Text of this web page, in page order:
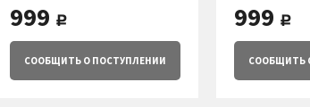
999 руб.
СООБЩИТЬО ПОСТУПЛЕНИИ
999 руб.
СООБЩИТЬ